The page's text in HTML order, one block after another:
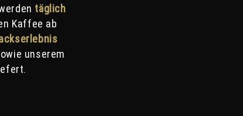
täglich
Kaffee ab
unserem